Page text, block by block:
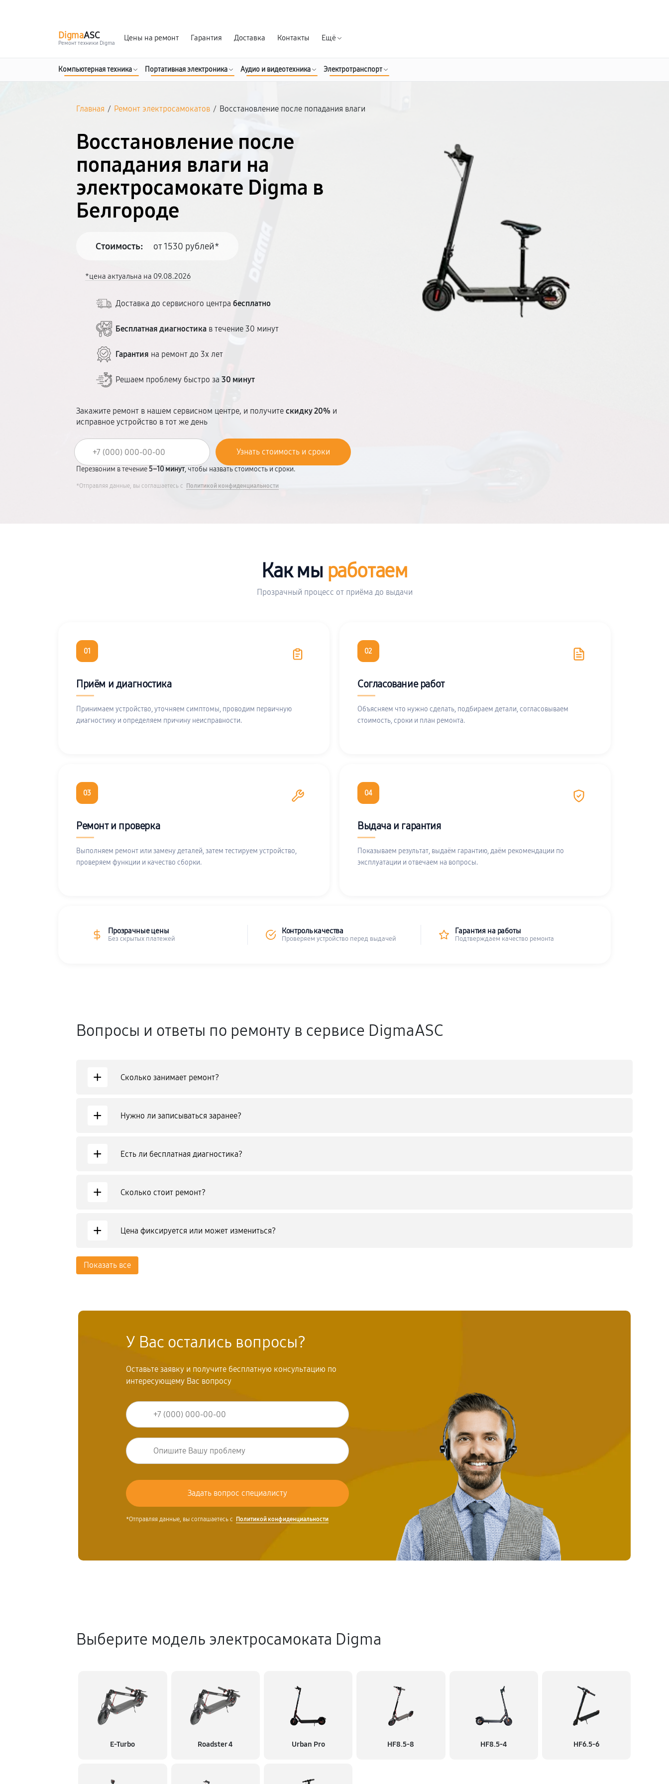
DigmaASC
Ремонт техники Digma
Цены на ремонт Гарантия Доставка Контакты Ещё
Компьютерная техника Портативная электроника Аудио и видеотехника Электротранспорт
Главная / Ремонт электросамокатов / Восстановление после попадания влаги
Восстановление после
попадания влаги на
электросамокате Digma в
Белгороде
Стоимость: от 1530 рублей*
*цена актуальна на 09.08.2026
Доставка до сервисного центрабесплатно
Бесплатная диагностика в течение 30 минут
Гарантия на ремонт до 3х лет
Решаем проблему быстро за30 минут
Закажите ремонт в нашем сервисном центре, и получитескидку 20% и
исправное устройство в тот же день
Перезвоним в течение5–10 минут, чтобы назвать стоимость и сроки.
*Отправляя данные, вы соглашаетесь с Политикой конфиденциальности
Как мы работаем
Прозрачный процесс от приёма до выдачи
01
Приём и диагностика
Принимаем устройство, уточняем симптомы, проводим первичную
диагностику и определяем причину неисправности.
02
Согласование работ
Объясняем что нужно сделать, подбираем детали, согласовываем
стоимость, сроки и план ремонта.
03
Ремонт и проверка
Выполняем ремонт или замену деталей, затем тестируем устройство,
проверяем функции и качество сборки.
04
Выдача и гарантия
Показываем результат, выдаём гарантию, даём рекомендации по
эксплуатации и отвечаем на вопросы.
Прозрачные цены
Без скрытых платежей
Контроль качества
Проверяем устройство перед выдачей
Гарантия на работы
Подтверждаем качество ремонта
Вопросы и ответы по ремонту в сервисе DigmaASC
+ Сколько занимает ремонт?
+ Нужно ли записываться заранее?
+ Есть ли бесплатная диагностика?
+ Сколько стоит ремонт?
+ Цена фиксируется или может измениться?
Показать все
У Вас остались вопросы?
Оставьте заявку и получите бесплатную консультацию по
интересующему Вас вопросу
*Отправляя данные, вы соглашаетесь с Политикой конфиденциальности
Выберите модель электросамоката Digma
E-Turbo Roadster 4 Urban Pro HF8.5-8 HF8.5-4 HF6.5-6